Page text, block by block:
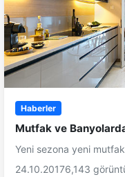
Haberler
Mutfak ve
Yeni sezona yeni
24.10.20176,143